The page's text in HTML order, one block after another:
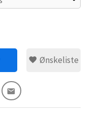
Ønskeliste